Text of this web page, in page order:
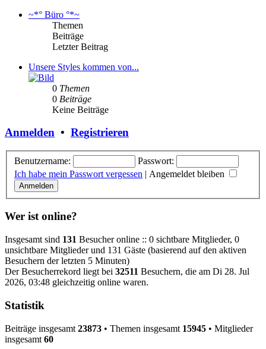
~*° Büro °*~
Themen
Beiträge
Letzter Beitrag
Unsere Styles kommen von...
0 Themen
0 Beiträge
Keine Beiträge
Anmelden • Registrieren
Benutzername:
Passwort:
Ich habe mein Passwort vergessen | Angemeldet bleiben
Wer ist online?
Insgesamt sind 131 Besucher online :: 0 sichtbare Mitglieder, 0
unsichtbare Mitglieder und 131 Gäste (basierend auf den aktiven
Besuchern der letzten 5 Minuten)
Der Besucherrekord liegt bei 32511 Besuchern, die am Di 28. Jul
2026, 03:48 gleichzeitig online waren.
Statistik
Beiträge insgesamt 23873 • Themen insgesamt 15945 • Mitglieder
insgesamt 60